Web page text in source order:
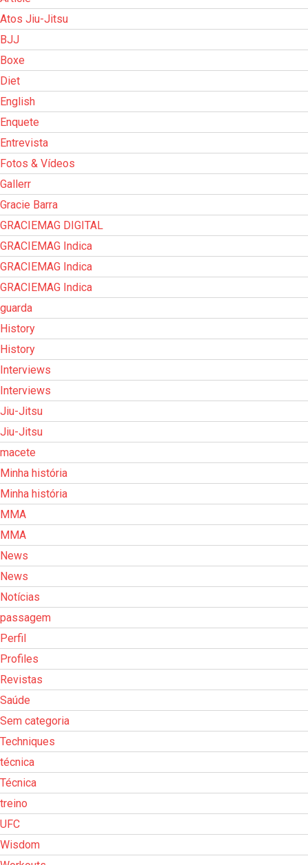
Atos Jiu-Jitsu
BJJ
Boxe
Diet
English
Enquete
Entrevista
Fotos & Vídeos
Gallerr
Gracie Barra
GRACIEMAG DIGITAL
GRACIEMAG Indica
GRACIEMAG Indica
GRACIEMAG Indica
guarda
History
History
Interviews
Interviews
Jiu-Jitsu
Jiu-Jitsu
macete
Minha história
Minha história
MMA
MMA
News
News
Notícias
passagem
Perfil
Profiles
Revistas
Saúde
Sem categoria
Techniques
técnica
Técnica
treino
UFC
Wisdom